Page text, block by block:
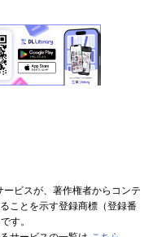
ビスが、著作権者からコンテ
ことを示す登録商標（登録番
す。